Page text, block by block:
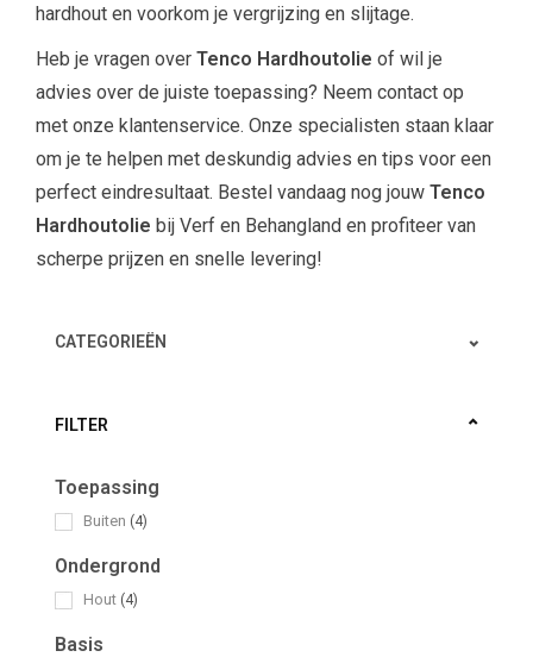
hardhout en voorkom je vergrijzing en slijtage.
Heb je vragen over Tenco Hardhoutolie of wil je
advies over de juiste toepassing? Neem contact op
met onze klantenservice. Onze specialisten staan klaar
om je te helpen met deskundig advies en tips voor een
perfect eindresultaat. Bestel vandaag nog jouw Tenco
Hardhoutolie bij Verf en Behangland en profiteer van
scherpe prijzen en snelle levering!
CATEGORIEËN
FILTER
Toepassing
Buiten (4)
Ondergrond
Hout (4)
Basis